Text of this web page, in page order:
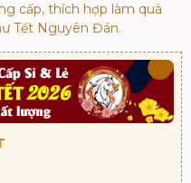
cấp, thích hợp làm quà
Tết Nguyên Đán.